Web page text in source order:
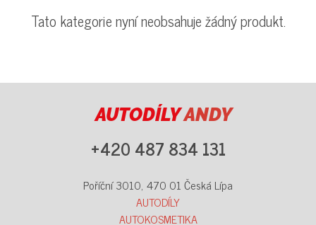
Tato kategorie nyní neobsahuje žádný produkt.
AUTODÍLYANDY
+420 487 834 131
Poříční 3010, 470 01 Česká Lípa
AUTODÍLY
AUTOKOSMETIKA